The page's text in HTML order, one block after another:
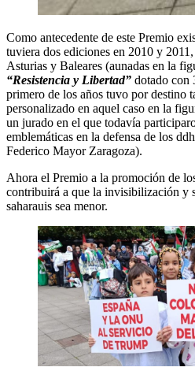
Como antecedente de este Premio
tuviera dos ediciones en 2010 y
Asturias y Baleares (aunadas en la
“Resistencia y Libertad” dotado con
primero de los años tuvo por destino
personalizado en aquel caso en la
un jurado en el que todavía
emblemáticas en la defensa de los
Federico Mayor Zaragoza).
Ahora el Premio a la promoción de
contribuirá a que la invisibilización y
saharauis sea menor.